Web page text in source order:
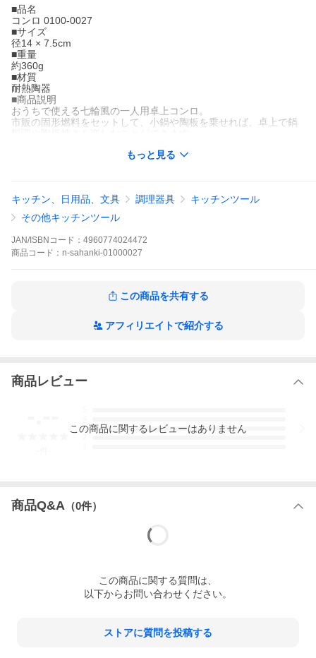
■品名
コンロ 0100-0027
■サイズ
径14 × 7.5cm
■重量
約360g
■材質
耐熱陶器
■商品説明
おうちで使える七輪風の一人用卓上コンロ。
市販の固形燃料をセットして、小鍋や陶板を乗せれば、卓上で鍋
っているので、耐熱性が高く丈夫です。三点でしっかりお鍋を支
■ブランド
日常茶飯器
■生産国
日本（萬古焼）
■備考
〇 卓上で固形燃料をご使用の際は厚手の鍋敷きをご使用くださ
▽日常茶飯器 商品一覧▽
毎日使うものだから、ごく自然に手に取って使える「使い勝手の
良いもの」を
コンロ 0100-0027
サイズ
もっと見る
キッチン、日用品、文具 調理器具
キッチンツール
その他キッチンツール
JAN/ISBNコード： 4960774024472
商品 コード： n-sahanki-01000027
この商品を共有する
アフィリエイトで紹介する
商品レビュー
3
この商品に関するレビューはありません
商品Q&A （0件）
この商品に関する質問は、
以下からお問い合わせください。
ストアに質問を投稿する